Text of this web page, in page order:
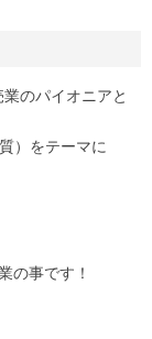
のパイオニアと
）をテーマに
の事です！